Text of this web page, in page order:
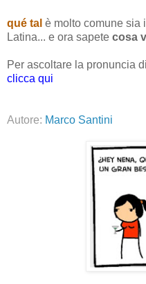
qué tal è molto comune sia
Latina... e ora sapete cosa
Per ascoltare la pronuncia di
clicca qui
Autore: Marco Santini